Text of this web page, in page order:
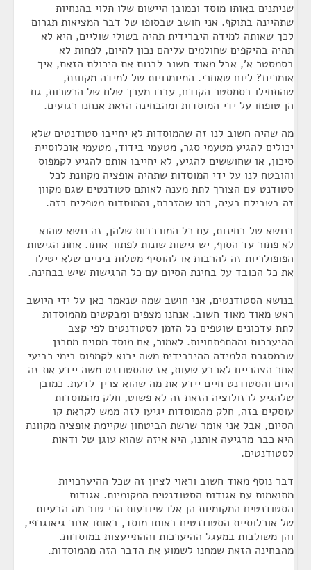
שניתנים באותו מוסד וכמובן היישום שלו תלוי בהנחיות
שתהיינה בתוקף. אני חושב שבסופו של דבר המציאות תגרום
לכך שאותה למידה היברידית תהיה בשולי שוליים, היא לא
תהיה בהיקפים שחולמים עליהם נכון להיום, לפחות לא
בסמסטר א', אבל מאוד חשוב לבנות את היכולת הזאת, איך
אומרים? ליום שאחרי. המיומנויות של למידה מקוונת,
שהתחילו בסמסטר הקודם, עברו מערך שלם של הכשרות, גם
הן טופחו על ידי המוסדות ומהבחינה הזאת אנחנו רגועים.
מה שהיה חשוב לנו זה שהמוסדות לא יחייבו סטודנטים שלא
יכולים להגיע מטעמי סגר, מטעמי בידוד, מטעמי אוכלוסיית
סיכון, או שחוששים להגיע, לא יחייבו אותם להגיע לקמפוס
והובטח לנו על ידי המוסדות שתהיה אופציה מקוונת לכל
סטודנט עם הצורך לתת מענה לאותם סטודנטים שגם מקוון
זה בשבילם בעיה, כמו שהזכרת, והמוסדות מטפלים בזה.
בנושא של בחינות, עם כל המורכבות שלהן, זה נושא שהוא
לא פתור עד הסוף, יש גישות שונות לפתור אותו. אחת הגישות
הפופולריות זה להרבות או להוסיף מטלות ביניים שלא יטילו
את כל הכובד על בחינת הסיום עם כל הרגישות שיש בבחינה.
בנושא הסטודנטים, אני חושב שמה שנאמר כאן על ידי היושב
ראש מאוד מאוד חשוב. אנחנו מצפים ומבקשים מהמוסדות
לתת עדכונים שוטפים כל הזמן לסטודנטים לפי קצב
ההיערכות וההתפתחויות. לאמור, אם מוסד מסוים מתכנן
שבמסגרת הלמידה ההיברידית משה יבוא לקמפוס בימי רביעי
אחר הצהריים לארבע שעות, אז שהסטודנט משה יידע את זה
היום והסטודנט חיים יידע את מה שהוא צריך לדעת. כמובן
שלהגיע לרזולוציה הזאת זה לא פשוט, חלק מהמוסדות
עוסקים בזה, חלק מהמוסדות יגיעו לזה ממש לקראת קו
הסיום, אבל אני אומר שרשת הביטחון שקיימת אופציה מקוונת
היא כבר מרגיעה אותנו, היא איזה שהוא עוגן של ודאות
לסטודנטים.
דבר נוסף מאוד חשוב וראוי לציון זה שכל ההיערכויות
מתואמות עם אגודות הסטודנטים המקומיות. אגודות
הסטודנטים המקומיות הן אלו שיודעות הכי טוב מה הבעיות
של אוכלוסיית הסטודנטים באותו מוסד, באותו אזור גיאוגרפי,
והן משולבות במעגל ההיערכות וההתייעצות במוסדות.
מהבחינה הזאת שמחנו לשמוע את הדבר הזה מהמוסדות.